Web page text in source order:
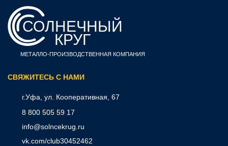
СОЛНЕЧНЫЙ
КРУГ
МЕТАЛЛО-ПРОИЗВОДСТВЕННАЯ КОМПАНИЯ
CВЯЖИТЕСЬ С НАМИ
г.Уфа, ул. Кооперативная, 67
8 800 505 59 17
info@solncekrug.ru
vk.com/club30452462